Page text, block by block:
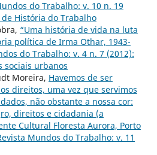
do Trabalho: v. 10 n. 19
História do Trabalho
“Uma história de vida na luta
política de Irma Othar, 1943-
do Trabalho: v. 4 n. 7 (2012):
sociais urbanos
Moreira, Havemos de ser
direitos, uma vez que servimos
não obstante a nossa cor:
direitos e cidadania (a
Cultural Floresta Aurora, Porto
Mundos do Trabalho: v. 11